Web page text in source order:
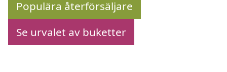
Populära återförsäljare
Se urvalet av buketter